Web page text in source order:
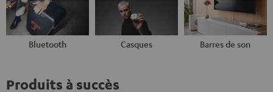
Bluetooth Casques Barres de son
Produits à succès